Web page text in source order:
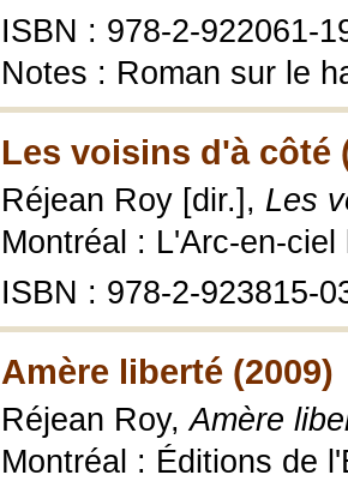
ISBN : 978-2-922061-
Notes : Roman sur le
Les voisins d'à côté
Réjean Roy [dir.], Les
Montréal : L'Arc-en-
ISBN : 978-2-923815-
Amère liberté (2009)
Réjean Roy,Amère
Montréal : Éditions de